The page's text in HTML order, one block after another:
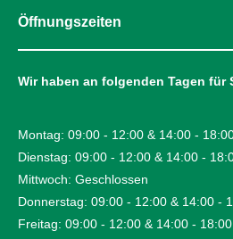
Öffnungszeiten
Wir haben an folgenden Tagen für
Montag: 09:00 - 12:00 & 14:00 -
Dienstag: 09:00 - 12:00 & 14:00 -
Mittwoch: Geschlossen
Donnerstag: 09:00 - 12:00 & 14:00 -
Freitag: 09:00 - 12:00 & 14:00 -